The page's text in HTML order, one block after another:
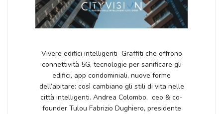
Vivere edifici intelligenti Graffiti che offrono
connettività 5G, tecnologie per sanificare gli
edifici, app condominiali, nuove forme
dell’abitare: così cambiano gli stili di vita nelle
città intelligenti. Andrea Colombo, ceo & co-
founder Tulou Fabrizio Dughiero, presidente